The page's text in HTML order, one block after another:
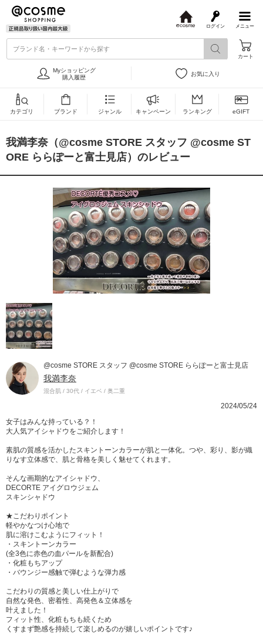
メニュー
ログイン
s
ブランド名・キーワードから探す
カート
Myショッピング
購入履歴
お気に入り
カテゴリ ブランド ジャンル キャンペーン ランキング eGIFT
我満李奈（@cosme STORE スタッフ @cosme ST
ORE ららぽーと富士見店）のレビュー
@cosme STORE スタッフ @cosme STORE ららぽーと富士見店
我満李奈
混合肌 / 30代 / イエベ / 奥二重
2024/05/24
女子はみんな持っている？！
大人気アイシャドウをご紹介します！
素肌の質感を活かしたスキントーンカラーが肌と一体化。つや、彩り、影が織
りなす立体感で、肌と骨格を美しく魅せてくれます。
そんな画期的なアイシャドウ、
DECORTE アイグロウジェム
スキンシャドウ
★こだわりポイント
軽やかなつけ心地で
肌に溶けこむようにフィット！
・スキントーンカラー
(全3色に赤色の血パールを新配合)
・化粧もちアップ
・バウンジー感触で弾むような弾力感
こだわりの質感と美しい仕上がりで
自然な発色、密着性、高発色＆立体感を
叶えました！
フィット性、化粧もちも続くため
くすまず艶感を持続して楽しめるのが嬉しいポイントです♪